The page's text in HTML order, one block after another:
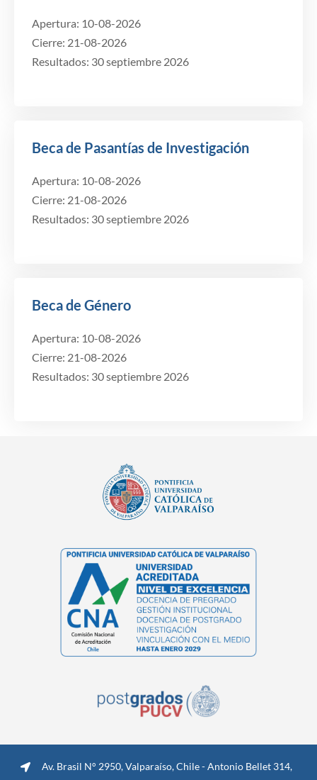
Apertura: 10-08-2026
Cierre: 21-08-2026
Resultados: 30 septiembre 2026
Beca de Pasantías de Investigación
Apertura: 10-08-2026
Cierre: 21-08-2026
Resultados: 30 septiembre 2026
Beca de Género
Apertura: 10-08-2026
Cierre: 21-08-2026
Resultados: 30 septiembre 2026
Av. Brasil N° 2950, Valparaíso, Chile - Antonio Bellet 314,